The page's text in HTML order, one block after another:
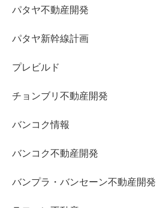
パタヤ不動産開発
パタヤ新幹線計画
プレビルド
チョンブリ不動産開発
バンコク情報
バンコク不動産開発
バンプラ・バンセーン不動産開発